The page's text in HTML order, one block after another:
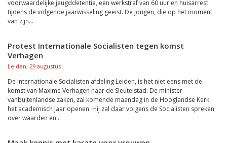
voorwaardelijke jeugddetentie, een werkstraf van 60 uur en huisarrest
tijdens de volgende jaarwisseling geëist. De jongen, die op het moment
van zijn...
Protest Internationale Socialisten tegen komst
Verhagen
Leiden, 29 augustus
De Internationale Socialisten afdeling Leiden, is het niet eens met de
komst van Maxime Verhagen naar de Sleutelstad. De minister
vanbuitenlandse zaken, zal komende maandag in de Hooglandse Kerk
het academisch jaar openen. Hij zal daar volgens de Socialisten spreken
over waarden en...